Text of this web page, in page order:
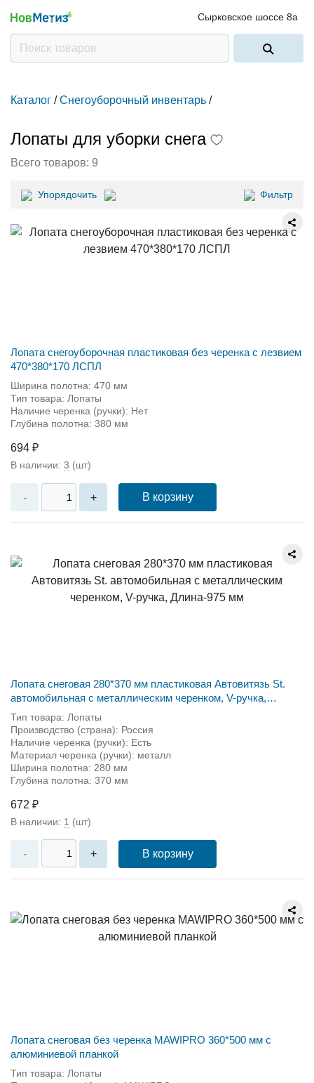
Сырковское шоссе 8а
Каталог / Снегоуборочный инвентарь /
Лопаты для уборки снега
Всего товаров: 9
Упорядочить Фильтр
Лопата снегоуборочная пластиковая без черенка с лезвием
470*380*170 ЛСПЛ
Ширина полотна: 470 мм
Тип товара: Лопаты
Наличие черенка (ручки): Нет
Глубина полотна: 380 мм
694 ₽
В наличии: 3 (шт)
- + В корзину
Лопата снеговая 280*370 мм пластиковая Автовитязь St.
автомобильная с металлическим черенком, V-ручка,
Длина-975 мм
Тип товара: Лопаты
Производство (страна): Россия
Наличие черенка (ручки): Есть
Материал черенка (ручки): металл
Ширина полотна: 280 мм
Глубина полотна: 370 мм
672 ₽
В наличии: 1 (шт)
- + В корзину
Лопата снеговая без черенка MAWIPRO 360*500 мм с
алюминиевой планкой
Тип товара: Лопаты